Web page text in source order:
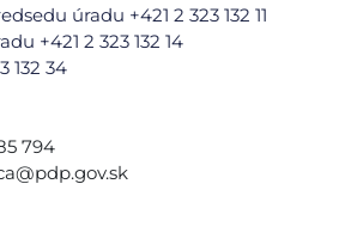
úradu +421 2 323 132 11
+421 2 323 132 14
132 34
794